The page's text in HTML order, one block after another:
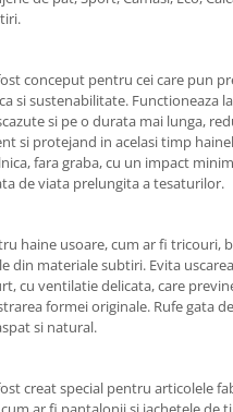
conceput pentru cei care pun
si sustenabilitate. Functioneaza la
si pe o durata mai lunga,
si protejand in acelasi timp
fara graba, cu un impact
de viata prelungita a tesaturilor.
haine usoare, cum ar fi tricouri,
din materiale subtiri. Evita
cu ventilatie delicata, care
formei originale. Rufe gata
si natural.
creat special pentru articolele